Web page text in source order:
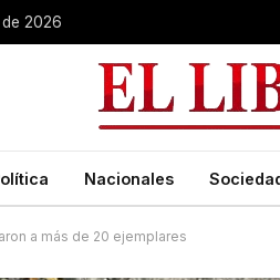
2026
Nacionales
a más de 20 ejemplares